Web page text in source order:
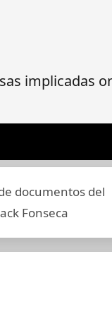
implicadas
documentos del
Fonseca